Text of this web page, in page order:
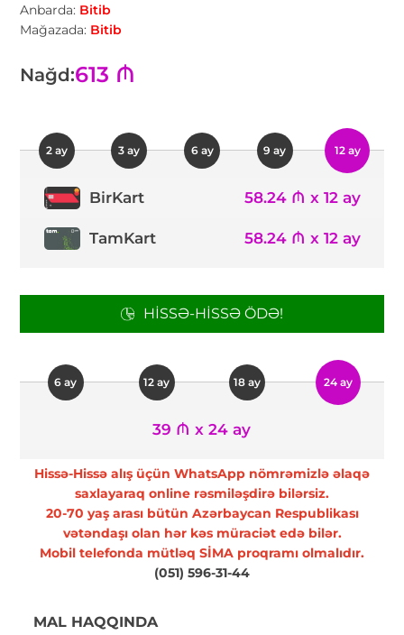
Anbarda: Bitib
Mağazada: Bitib
Nağd:613 ₼
2 ay 3 ay 6 ay 9 ay 12 ay
BirKart 58.24 ₼ x 12 ay
TamKart 58.24 ₼ x 12 ay
HISSƏ-HISSƏ ÖDƏ!
6 ay 12 ay 18 ay 24 ay
39 ₼ x 24 ay
Hissə-Hissə alış üçün WhatsApp nömrəmizlə əlaqə
saxlayaraq online rəsmiləşdirə bilərsiz.
20-70 yaş arası bütün Azərbaycan Respublikası
vətəndaşı olan hər kəs müraciət edə bilər.
Mobil telefonda mütləq SİMA proqramı olmalıdır.
(051) 596-31-44
MAL HAQQINDA